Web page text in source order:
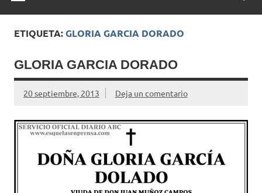
ETIQUETA:GLORIA GARCIA DORADO
GLORIA GARCIA DORADO
20 septiembre, 2013 Deja un comentario